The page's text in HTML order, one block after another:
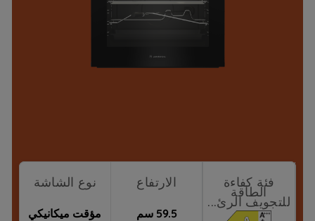
فئة كفاءة
الطاقة
للتجويف الرئ...
الارتفاع
59.5 سم
نوع الشاشة
مؤقت ميكانيكي